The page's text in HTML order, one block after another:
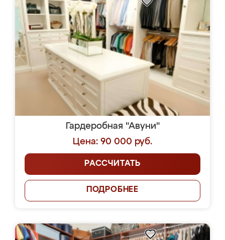
Гардеробная "Авуни"
Цена: 90 000 руб.
РАССЧИТАТЬ
ПОДРОБНЕЕ